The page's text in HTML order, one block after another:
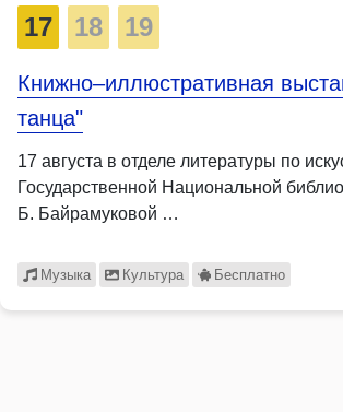
17 18 19
Книжно–иллюстративная
танца"
17 августа в отделе литературы по
Государственной Национальной
Б. Байрамуковой …
Музыка Культура Бесплатно